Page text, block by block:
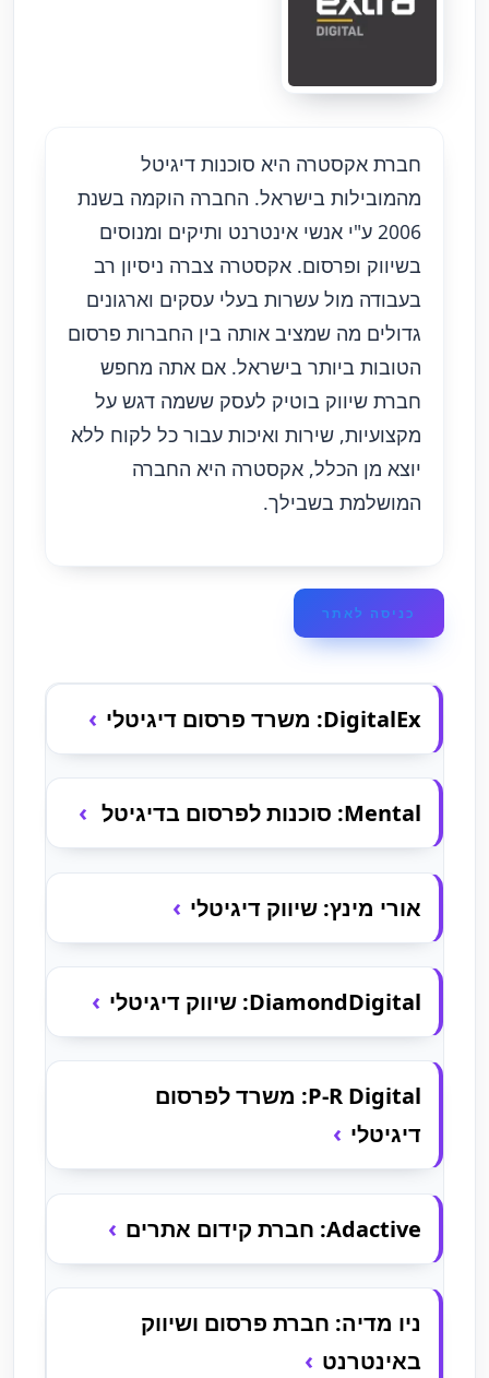
חברת אקסטרה היא סוכנות דיגיטל
מהמובילות בישראל. החברה הוקמה בשנת
2006 ע"י אנשי אינטרנט ותיקים ומנוסים
בשיווק ופרסום. אקסטרה צברה ניסיון רב
בעבודה מול עשרות בעלי עסקים וארגונים
גדולים מה שמציב אותה בין החברות פרסום
הטובות ביותר בישראל. אם אתה מחפש
חברת שיווק בוטיק לעסק ששמה דגש על
מקצועיות, שירות ואיכות עבור כל לקוח ללא
יוצא מן הכלל, אקסטרה היא החברה
המושלמת בשבילך.
כניסה לאתר
DigitalEx: משרד פרסום דיגיטלי
Mental: סוכנות לפרסום בדיגיטל
אורי מינץ: שיווק דיגיטלי
DiamondDigital: שיווק דיגיטלי
P-R Digital: משרד לפרסום
דיגיטלי
Adactive: חברת קידום אתרים
ניו מדיה: חברת פרסום ושיווק
באינטרנט